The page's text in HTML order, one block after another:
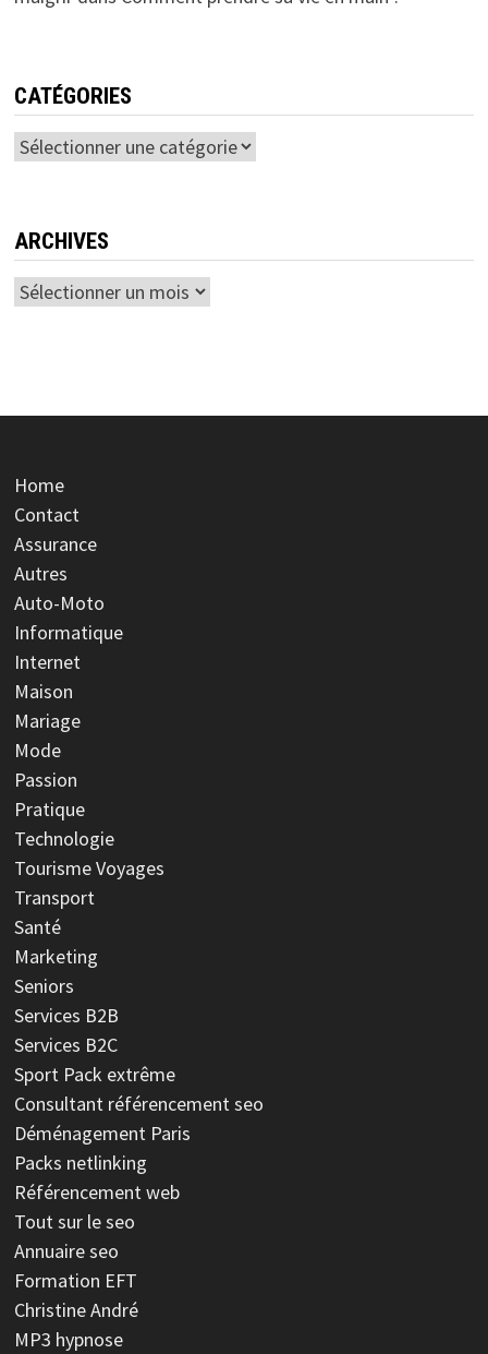
CATÉGORIES
Catégories
ARCHIVES
Archives
Home
Contact
Assurance
Autres
Auto-Moto
Informatique
Internet
Maison
Mariage
Mode
Passion
Pratique
Technologie
Tourisme Voyages
Transport
Santé
Marketing
Seniors
Services B2B
Services B2C
Sport Pack extrême
Consultant référencement seo
Déménagement Paris
Packs netlinking
Référencement web
Tout sur le seo
Annuaire seo
Formation EFT
Christine André
MP3 hypnose